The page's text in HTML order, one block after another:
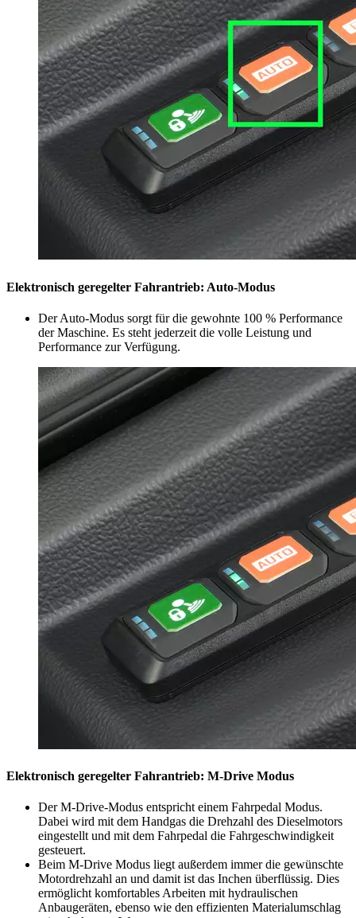
Elektronisch geregelter Fahrantrieb: Auto-Modus
Der Auto-Modus sorgt für die gewohnte 100 % Performance
der Maschine. Es steht jederzeit die volle Leistung und
Performance zur Verfügung.
Elektronisch geregelter Fahrantrieb: M-Drive Modus
Der M-Drive-Modus entspricht einem Fahrpedal Modus.
Dabei wird mit dem Handgas die Drehzahl des Dieselmotors
eingestellt und mit dem Fahrpedal die Fahrgeschwindigkeit
gesteuert.
Beim M-Drive Modus liegt außerdem immer die gewünschte
Motordrehzahl an und damit ist das Inchen überflüssig. Dies
ermöglicht komfortables Arbeiten mit hydraulischen
Anbaugeräten, ebenso wie den effizienten Materialumschlag